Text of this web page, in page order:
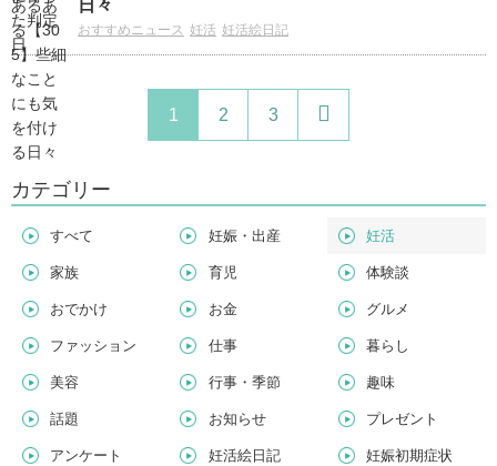
日々
おすすめニュース 妊活 妊活絵日記
1 2 3
カテゴリー
すべて 妊娠・出産 妊活
家族 育児 体験談
おでかけ お金 グルメ
ファッション 仕事 暮らし
美容 行事・季節 趣味
話題 お知らせ プレゼント
アンケート 妊活絵日記 妊娠初期症状